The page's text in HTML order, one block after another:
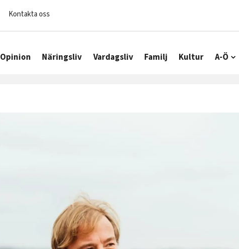
Kontakta oss
Opinion Näringsliv Vardagsliv Familj Kultur A-Ö